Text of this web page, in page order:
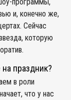
и, конечно же,
Сейчас
которую
праздник?
в роли
что у нас